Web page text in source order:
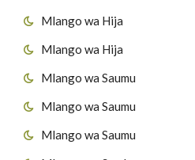
Mlango wa Hija
Mlango wa Hija
Mlango wa Saumu
Mlango wa Saumu
Mlango wa Saumu